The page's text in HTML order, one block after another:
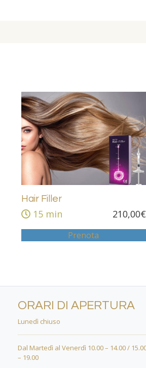
Hair Filler
15 min 210,00€
Prenota
ORARI DI APERTURA
Lunedì chiuso
Dal Martedì al Venerdì 10.00 – 14.00 /
– 19.00